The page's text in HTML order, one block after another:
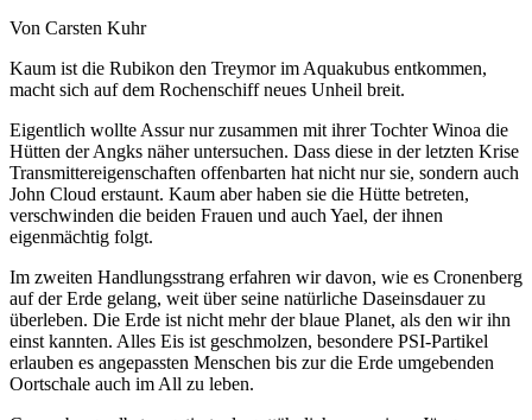
Von Carsten Kuhr
Kaum ist die Rubikon den Treymor im Aquakubus entkommen,
macht sich auf dem Rochenschiff neues Unheil breit.
Eigentlich wollte Assur nur zusammen mit ihrer Tochter Winoa die
Hütten der Angks näher untersuchen. Dass diese in der letzten Krise
Transmittereigenschaften offenbarten hat nicht nur sie, sondern auch
John Cloud erstaunt. Kaum aber haben sie die Hütte betreten,
verschwinden die beiden Frauen und auch Yael, der ihnen
eigenmächtig folgt.
Im zweiten Handlungsstrang erfahren wir davon, wie es Cronenberg
auf der Erde gelang, weit über seine natürliche Daseinsdauer zu
überleben. Die Erde ist nicht mehr der blaue Planet, als den wir ihn
einst kannten. Alles Eis ist geschmolzen, besondere PSI-Partikel
erlauben es angepassten Menschen bis zur die Erde umgebenden
Oortschale auch im All zu leben.